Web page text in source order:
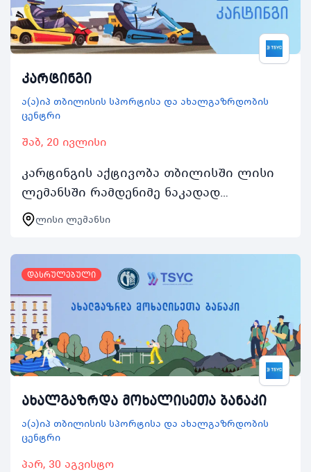
კარტინგი
ა(ა)იპ თბილისის სპორტისა და ახალგაზრდობის
ცენტრი
შაბ, 20 ივლისი
კარტინგის აქტივობა თბილისში ლისი
ლემანსში რამდენიმე ნაკადად
წარიმართება და ასობით ახალგაზრდას
მისცემს შესაძლებლობას დაკავდეს
არამხოლოდ კარტინგით არამე…
ლისი ლემანსი
დასრულებული
ახალგაზრდა მოხალისეთა ბანაკი
ა(ა)იპ თბილისის სპორტისა და ახალგაზრდობის
ცენტრი
პარ, 30 აგვისტო